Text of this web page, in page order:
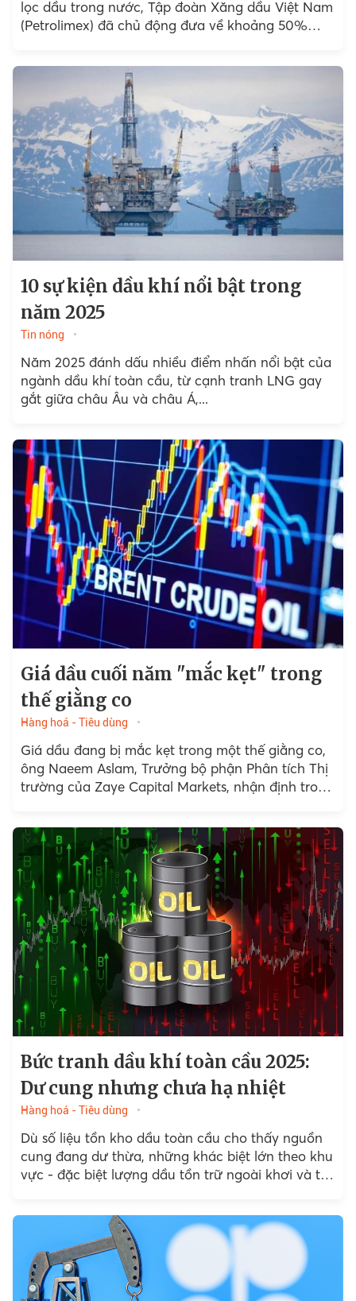
lọc dầu trong nước, Tập đoàn Xăng dầu Việt Nam
(Petrolimex) đã chủ động đưa về khoảng 50%
10 sự kiện dầu khí nổi bật trong
năm 2025
Tin nóng
Năm 2025 đánh dấu nhiều điểm nhấn nổi bật của
ngành dầu khí toàn cầu, từ cạnh tranh LNG gay
gắt giữa châu Âu và châu Á,...
Giá dầu cuối năm "mắc kẹt" trong
thế giằng co
Hàng hoá - Tiêu dùng
Giá dầu đang bị mắc kẹt trong một thế giằng co,
ông Naeem Aslam, Trưởng bộ phận Phân tích Thị
trường của Zaye Capital Markets, nhận định trong
Bức tranh dầu khí toàn cầu 2025:
Dư cung nhưng chưa hạ nhiệt
Hàng hoá - Tiêu dùng
Dù số liệu tồn kho dầu toàn cầu cho thấy nguồn
cung đang dư thừa, những khác biệt lớn theo khu
vực - đặc biệt lượng dầu tồn trữ ngoài khơi và tại